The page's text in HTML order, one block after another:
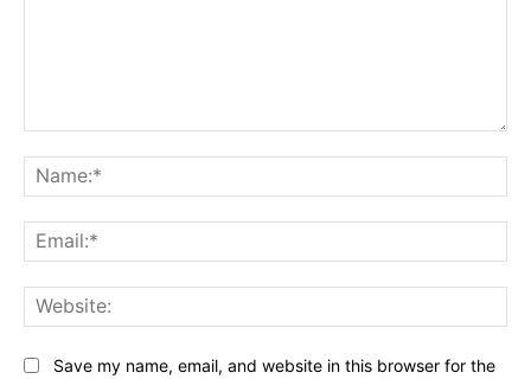
Save my name, email, and website in this browser for the